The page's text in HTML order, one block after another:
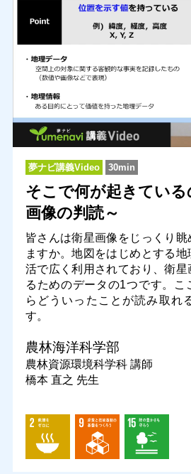
夢ナビ講義Video 30min
そこで何が起きている
画像の判読～
皆さんは衛星画像をじっくり眺
ますか。地図をはじめとする
活で広く利用されており、衛
るためのデータの1つです。こ
らどういったことが読み取れ
す。
農林海洋科学部
農林資源環境科学科 講師
橋本 直之 先生